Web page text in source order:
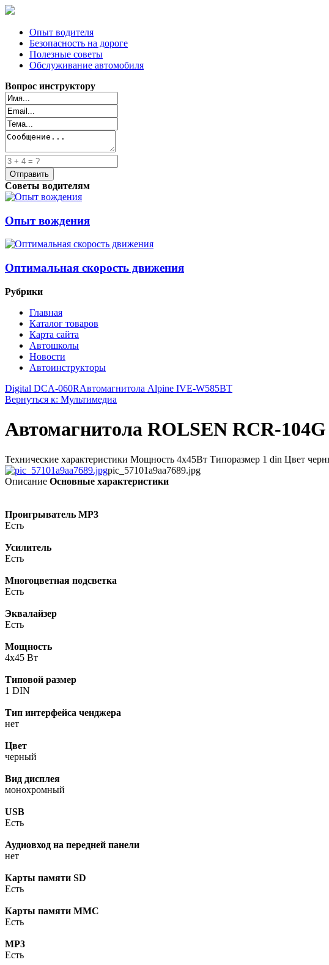
Опыт водителя
Безопасность на дороге
Полезные советы
Обслуживание автомобиля
Вопрос инструктору
Советы водителям
Опыт вождения
Оптимальная скорость движения
Рубрики
Главная
Каталог товаров
Карта сайта
Автошколы
Новости
Автоинструкторы
Digital DCA-060RАвтомагнитола Alpine IVE-W585BT
Вернуться к: Мультимедиа
Автомагнитола ROLSEN RCR-104G
Технические характеристики Мощность 4x45Вт Типоразмер 1 din Цвет
pic_57101a9aa7689.jpg
Описание Основные характеристики
Проигрыватель MP3
Есть
Усилитель
Есть
Многоцветная подсветка
Есть
Эквалайзер
Есть
Мощность
4x45 Вт
Типовой размер
1 DIN
Тип интерфейса ченджера
нет
Цвет
черный
Вид дисплея
монохромный
USB
Есть
Аудиовход на передней панели
нет
Карты памяти SD
Есть
Карты памяти MMC
Есть
MP3
Есть